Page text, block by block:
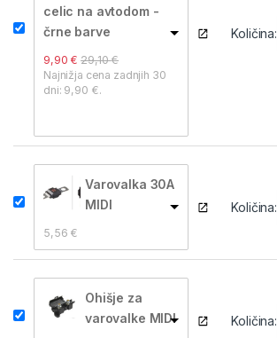
celic na avtodom -
črne barve
9,90 € 29,10 €
Najnižja cena zadnjih 30
dni: 9,90 €.
Količina:
Varovalka 30A
MIDI
5,56 €
Količina:
Ohišje za
varovalke MIDI
Količina: